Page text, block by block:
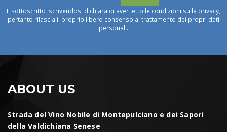
Il sottoscritto iscrivendosi dichiara di aver letto le condizioni sulla privacy,
pertanto rilascia il proprio libero consenso al trattamento dei propri dati
personali.
ABOUT US
Strada del Vino Nobile di Montepulciano e dei Sapori
della Valdichiana Senese